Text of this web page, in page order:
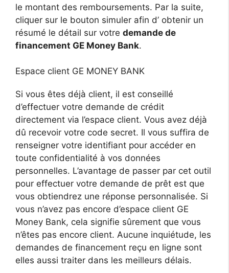
le montant des remboursements. Par la suite,
cliquer sur le bouton simuler afin d’ obtenir un
résumé le détail sur votre demande de
financement GE Money Bank.
Espace client GE MONEY BANK
Si vous êtes déjà client, il est conseillé
d’effectuer votre demande de crédit
directement via l’espace client. Vous avez déjà
dû recevoir votre code secret. Il vous suffira de
renseigner votre identifiant pour accéder en
toute confidentialité à vos données
personnelles. L’avantage de passer par cet outil
pour effectuer votre demande de prêt est que
vous obtiendrez une réponse personnalisée. Si
vous n’avez pas encore d’espace client GE
Money Bank, cela signifie sûrement que vous
n’êtes pas encore client. Aucune inquiétude, les
demandes de financement reçu en ligne sont
elles aussi traiter dans les meilleurs délais.